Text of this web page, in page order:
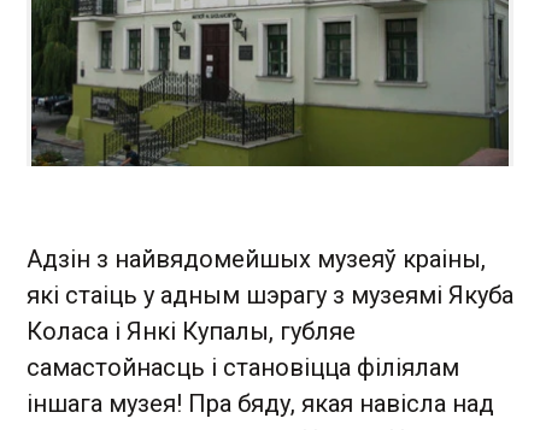
Адзін з найвядомейшых музеяў краіны,
які стаіць у адным шэрагу з музеямі Якуба
Коласа і Янкі Купалы, губляе
самастойнасць і становіцца філіялам
іншага музея! Пра бяду, якая навісла над